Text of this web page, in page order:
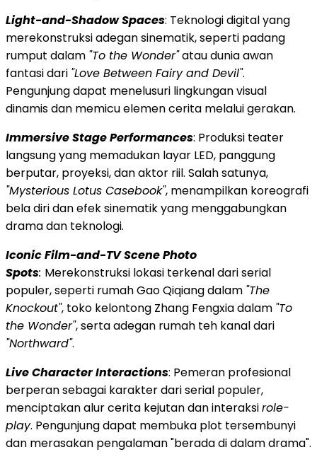
Light-and-Shadow Spaces: Teknologi digital yang
merekonstruksi adegan sinematik, seperti padang
rumput dalam "To the Wonder"atau dunia awan
fantasi dari "Love Between Fairy and Devil".
Pengunjung dapat menelusuri lingkungan visual
dinamis dan memicu elemen cerita melalui gerakan.
Immersive Stage Performances: Produksi teater
langsung yang memadukan layar LED, panggung
berputar, proyeksi, dan aktor riil. Salah satunya,
"Mysterious Lotus Casebook", menampilkan koreografi
bela diri dan efek sinematik yang menggabungkan
drama dan teknologi.
Iconic Film-and-TV Scene Photo
Spots: Merekonstruksi lokasi terkenal dari serial
populer, seperti rumah Gao Qiqiang dalam "The
Knockout", toko kelontong Zhang Fengxia dalam "To
the Wonder", serta adegan rumah teh kanal dari
"Northward".
Live Character Interactions: Pemeran profesional
berperan sebagai karakter dari serial populer,
menciptakan alur cerita kejutan dan interaksirole-
play. Pengunjung dapat membuka plot tersembunyi
dan merasakan pengalaman "berada di dalam drama".